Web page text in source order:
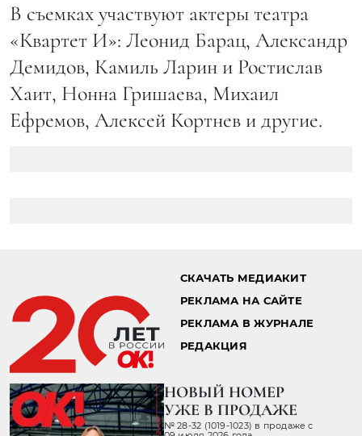
В съемках участвуют актеры театра
«Квартет И»: Леонид Барац, Александр
Демидов, Камиль Ларин и Ростислав
Хаит, Нонна Гришаева, Михаил
Ефремов, Алексей Кортнев и другие.
СКАЧАТЬ МЕДИАКИТ
РЕКЛАМА НА САЙТЕ
РЕКЛАМА В ЖУРНАЛЕ
РЕДАКЦИЯ
НОВЫЙ НОМЕР
УЖЕ В ПРОДАЖЕ
№ 28-32 (1019-1023) в продаже с